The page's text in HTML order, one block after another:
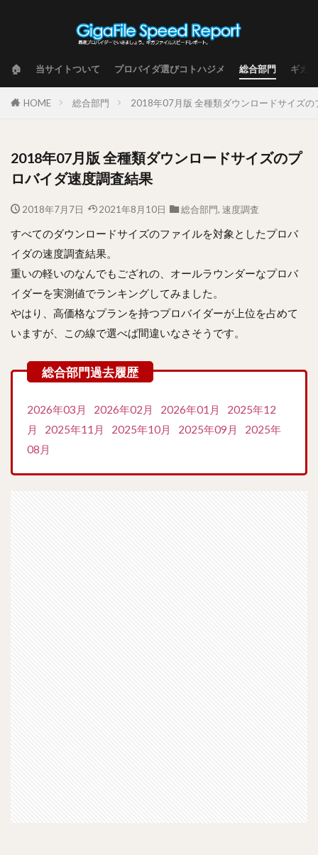
🏠 当サイトついて プロバイダ選びコトハジメ 総合部門 ギガ
HOME 総合部門 2018年07月版 全種類ダウンロードサイズの
2018年07月版 全種類ダウンロードサイズのプ
ロバイダ速度調査結果
2018年7月7日 2021年8月10日 総合部門, 速度調査
すべてのダウンロードサイズのファイルを対象としたプロバ
イダの速度調査結果。
重いの軽いのなんでもござれの、オールラウンダーなプロバ
イダーを実測値でランキングしてみました。
やはり、高価格なプランを持つプロバイダーが上位を占めて
いますが、この線で選べば間違いなさそうです。
2026年03月 2026年02月 2026年01月
2025年12
月
2025年11月 2025年10月 2025年09月
2025年
08月